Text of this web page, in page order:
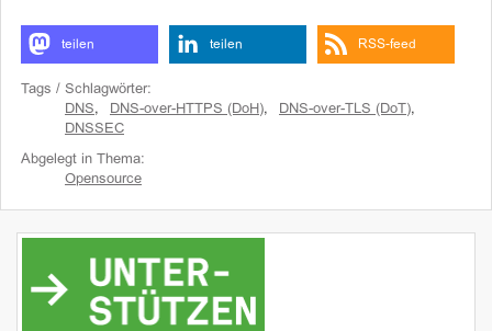
teilen teilen RSS-feed
Tags / Schlagwörter:
DNS, DNS-over-HTTPS (DoH), DNS-over-TLS (DoT),
DNSSEC
Abgelegt in Thema:
Opensource